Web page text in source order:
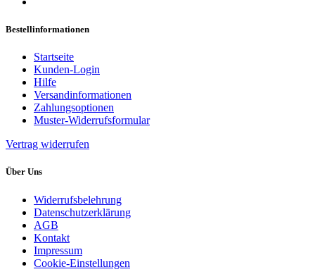
Bestellinformationen
Startseite
Kunden-Login
Hilfe
Versandinformationen
Zahlungsoptionen
Muster-Widerrufsformular
Vertrag widerrufen
Über Uns
Widerrufsbelehrung
Datenschutzerklärung
AGB
Kontakt
Impressum
Cookie-Einstellungen